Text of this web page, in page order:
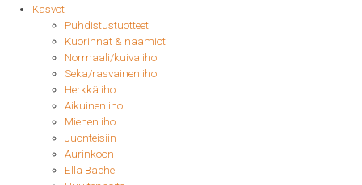
Kasvot
Puhdistustuotteet
Kuorinnat & naamiot
Normaali/kuiva iho
Seka/rasvainen iho
Herkkä iho
Aikuinen iho
Miehen iho
Juonteisiin
Aurinkoon
Ella Bache